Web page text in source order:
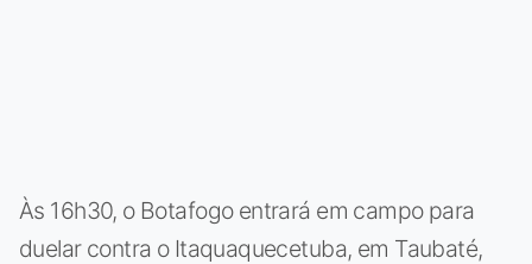
Às 16h30, o Botafogo entrará em campo para
duelar contra o Itaquaquecetuba, em Taubaté,